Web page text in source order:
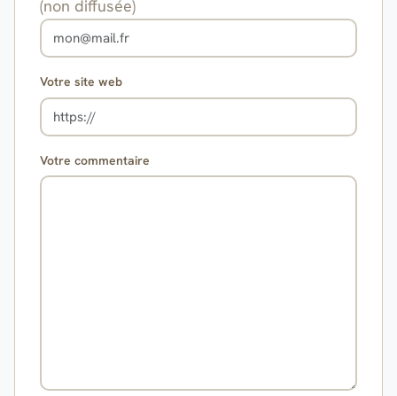
(non diffusée)
Votre site web
Votre commentaire